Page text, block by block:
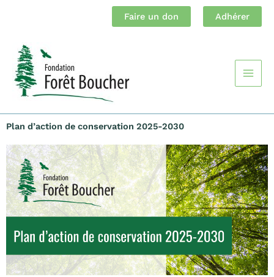
Faire un don Adhérer
Plan d’action de conservation 2025-2030